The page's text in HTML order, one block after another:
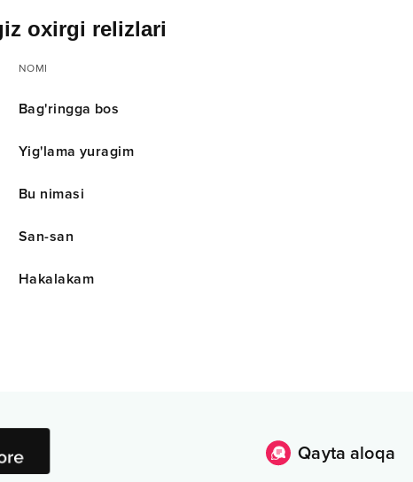
oxirgi relizlari
NOMI
Bag'ringga bos
Yig'lama yuragim
Bu nimasi
San-san
Hakalakam
Qayta aloqa